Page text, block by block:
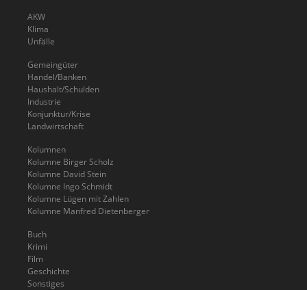
AKW
Klima
Unfälle
Gemeingüter
Handel/Banken
Haushalt/Schulden
Industrie
Konjunktur/Krise
Landwirtschaft
Kolumnen
Kolumne Birger Scholz
Kolumne David Stein
Kolumne Ingo Schmidt
Kolumne Lügen mit Zahlen
Kolumne Manfred Dietenberger
Buch
Krimi
Film
Geschichte
Sonstiges